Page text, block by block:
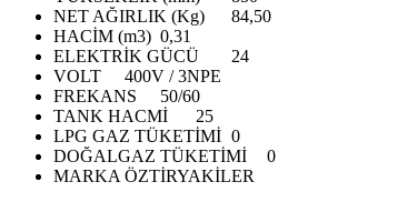
NET AĞIRLIK (Kg)
84,50
HACİM (m3) 0,31
ELEKTRİK GÜCÜ
24
VOLT
400V / 3NPE
FREKANS
50/60
TANK HACMİ
25
LPG GAZ TÜKETİMİ 0
DOĞALGAZ TÜKETİMİ
0
MARKA ÖZTİRYAKİLER